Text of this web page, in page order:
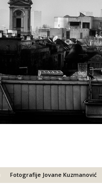
Fotografije Jovane Kuzmanović